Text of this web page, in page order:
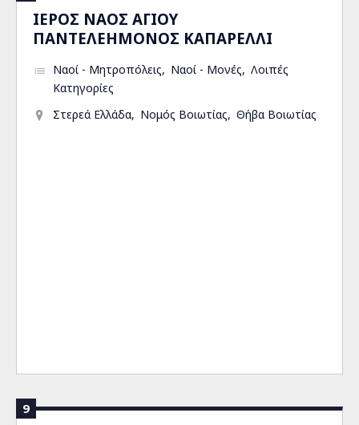
ΙΕΡΟΣ ΝΑΟΣ ΑΓΙΟΥ
ΠΑΝΤΕΛΕΗΜΟΝΟΣ ΚΑΠΑΡΕΛΛΙ
Ναοί - Μητροπόλεις Ναοί - Μονές
Λοιπές
Κατηγορίες
Στερεά Ελλάδα
Νομός Βοιωτίας Θήβα Βοιωτίας
9